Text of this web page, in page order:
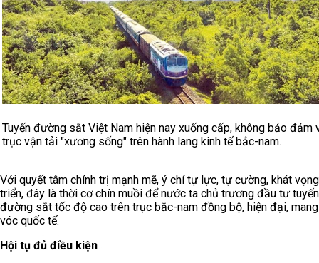
Tuyến đường sắt Việt Nam hiện nay xuống cấp, không bảo đảm
trục vận tải "xương sống" trên hành lang kinh tế bắc-nam.
Với quyết tâm chính trị mạnh mẽ, ý chí tự lực, tự cường, khát
triển, đây là thời cơ chín muồi để nước ta chủ trương đầu tư tuyến
đường sắt tốc độ cao trên trục bắc-nam đồng bộ, hiện đại,
vóc quốc tế.
Hội tụ đủ điều kiện